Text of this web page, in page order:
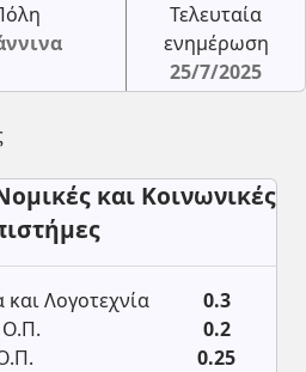
Τελευταία
ενημέρωση
25/7/2025
και Κοινωνικές
Λογοτεχνία
0.3
Ο.Π.
0.2
0.25